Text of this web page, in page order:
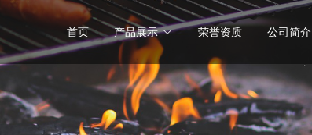
首页 产品展示 荣誉资质 公司简介